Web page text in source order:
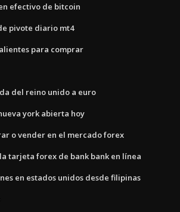
efectivo de bitcoin
pivote diario mt4
para comprar
del reino unido a euro
york abierta hoy
o vender en el mercado forex
tarjeta forex de bank bank en línea
en estados unidos desde filipinas